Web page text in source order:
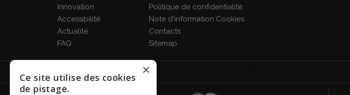
Innovation
Accessibilité
Actualité
FAQ
Politique de confidentialité
Note d'information Cookies
Contacts
Sitemap
×
Ce site utilise des cookies
de pistage.